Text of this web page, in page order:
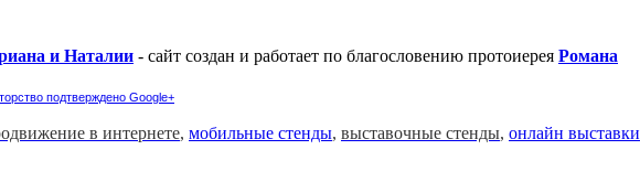
и Наталии - сайт создан и работает по благословению протоиерея Романа
подтверждено Google+
в интернете, мобильные стенды, выставочные стенды, онлайн выставки